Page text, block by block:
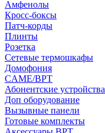
Амфенолы
Кросс-боксы
Патч-корды
Плинты
Розетка
Сетевые термошкафы
Домофония
CAME/BPT
Абонентские устройства
Доп оборудование
Вызывные панели
Готовые комплекты